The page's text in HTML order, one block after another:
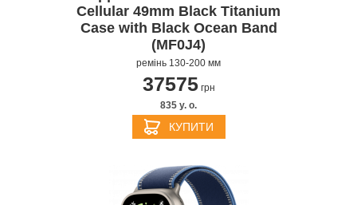
Cellular 49mm Black Titanium
Case with Black Ocean Band
(MF0J4)
ремінь 130-200 мм
37575грн
835 y. о.
КУПИТИ